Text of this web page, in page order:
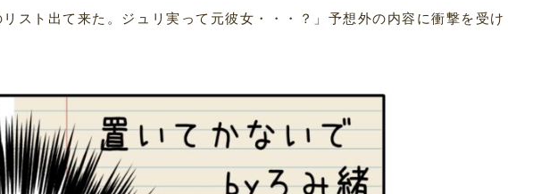
スト出て来た。ジュリ実って元彼女・・・？」予想外の内容に衝撃を受け